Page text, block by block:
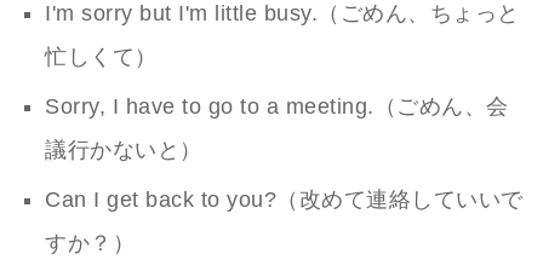
I'm sorry but I'm little busy.（ごめん、ちょっと
忙しくて）
Sorry, I have to go to a meeting.（ごめん、会
議行かないと）
Can I get back to you?（改めて連絡していいで
すか？）